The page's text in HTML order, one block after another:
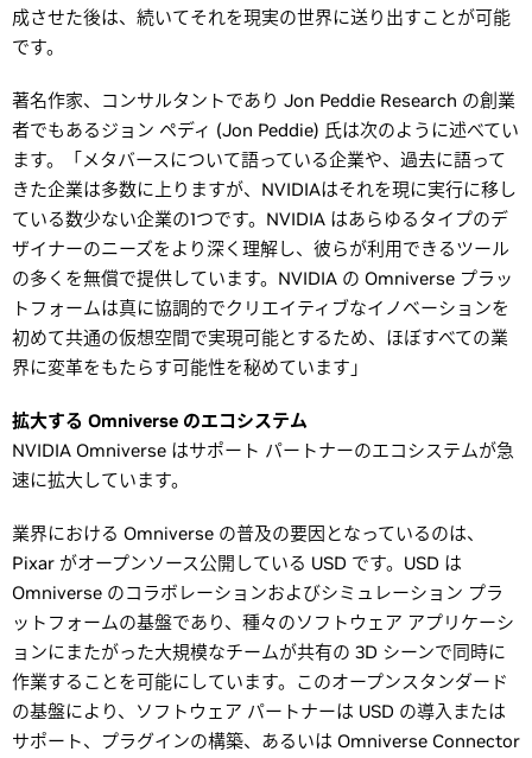
成させた後は、続いてそれを現実の世界に送り出すことが可能
です。
著名作家、コンサルタントであり Jon Peddie Research の創業
者でもあるジョン ペディ (Jon Peddie) 氏は次のように述べてい
ます。「メタバースについて語っている企業や、過去に語って
きた企業は多数に上りますが、NVIDIAはそれを現に実行に移し
ている数少ない企業の1つです。NVIDIA はあらゆるタイプのデ
ザイナーのニーズをより深く理解し、彼らが利用できるツール
の多くを無償で提供しています。NVIDIA の Omniverse プラッ
トフォームは真に協調的でクリエイティブなイノベーションを
初めて共通の仮想空間で実現可能とするため、ほぼすべての業
界に変革をもたらす可能性を秘めています」
拡大する Omniverse のエコシステム
NVIDIA Omniverse はサポート パートナーのエコシステムが急
速に拡大しています。
業界における Omniverse の普及の要因となっているのは、
Pixar がオープンソース公開している USD です。USD は
Omniverse のコラボレーションおよびシミュレーション プラ
ットフォームの基盤であり、種々のソフトウェア アプリケーシ
ョンにまたがった大規模なチームが共有の 3D シーンで同時に
作業することを可能にしています。このオープンスタンダード
の基盤により、ソフトウェア パートナーは USD の導入または
サポート、プラグインの構築、あるいは Omniverse Connector